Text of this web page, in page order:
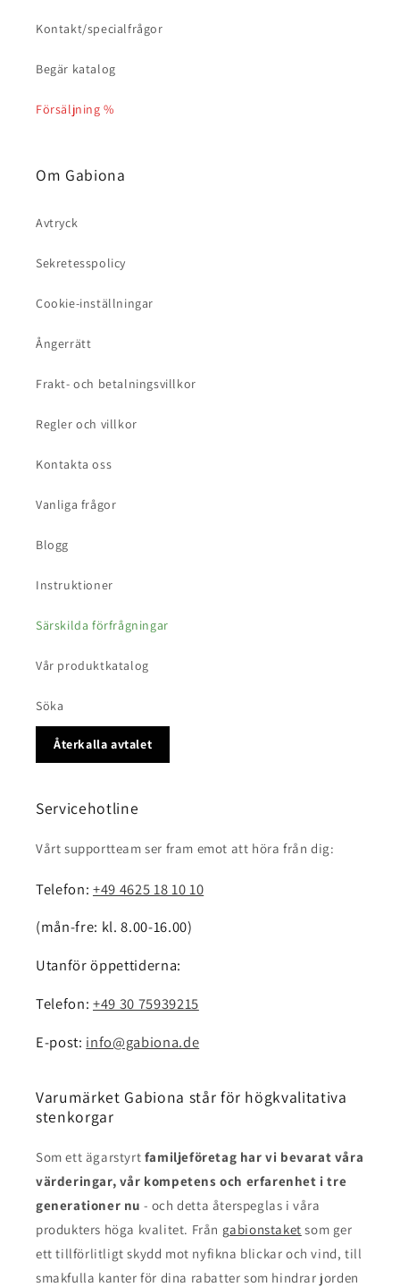
Kontakt/specialfrågor
Begär katalog
Försäljning %
Om Gabiona
Avtryck
Sekretesspolicy
Cookie-inställningar
Ångerrätt
Frakt- och betalningsvillkor
Regler och villkor
Kontakta oss
Vanliga frågor
Blogg
Instruktioner
Särskilda förfrågningar
Vår produktkatalog
Söka
Återkalla avtalet
Servicehotline
Vårt supportteam ser fram emot att höra från dig:
Telefon: +49 4625 18 10 10
(mån-fre: kl. 8.00-16.00)
Utanför öppettiderna:
Telefon: +49 30 75939215
E-post: info@gabiona.de
Varumärket Gabiona står för högkvalitativa
stenkorgar
Som ett ägarstyrt familjeföretag har vi bevarat våra
värderingar, vår kompetens och erfarenhet i tre
generationer nu - och detta återspeglas i våra
produkters höga kvalitet. Från gabionstaket som ger
ett tillförlitligt skydd mot nyfikna blickar och vind, till
smakfulla kanter för dina rabatter som hindrar jorden